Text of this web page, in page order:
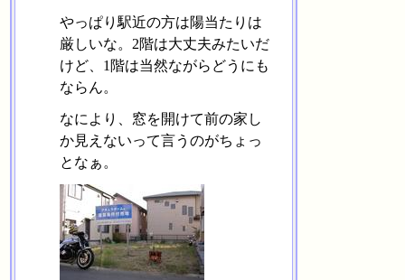
やっぱり駅近の方は陽当たりは
厳しいな。2階は大丈夫みたいだ
けど、1階は当然ながらどうにも
ならん。
なにより、窓を開けて前の家し
か見えないって言うのがちょっ
となぁ。